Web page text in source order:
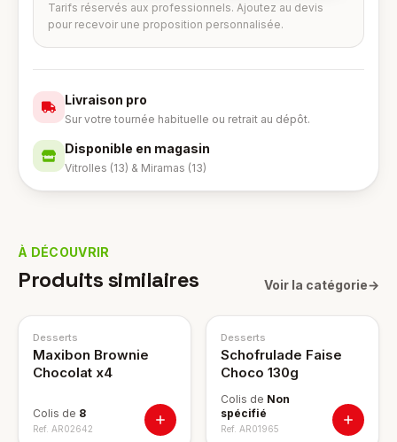
Tarifs réservés aux professionnels. Ajoutez au devis
pour recevoir une proposition personnalisée.
Livraison pro
Sur votre tournée habituelle ou retrait au dépôt.
Disponible en magasin
Vitrolles (13) & Miramas (13)
À DÉCOUVRIR
Produits similaires Voir la catégorie→
NOUVEAU
Desserts
Maxibon Brownie
Chocolat x4
Colis de 8
Ref. AR02642
Desserts
Schofrulade Faise
Choco 130g
Colis de Non
spécifié
Ref. AR01965